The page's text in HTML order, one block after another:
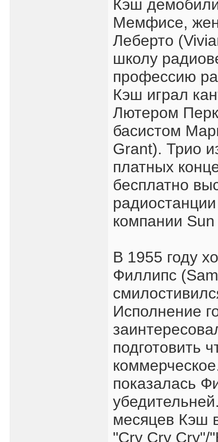
Кэш
Мемфисе,
Леберто
школу
профессию
Кэш играл
Лютером
басистом
Grant). Трио
платных
бесплатно
компании
В 1955 году
Филлипс
Исполнение
подготовить
показалась
месяцев Кэш
"Cry Cry Cry"/